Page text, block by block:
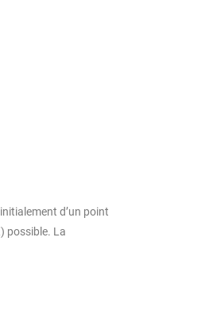
d’un point
possible. La